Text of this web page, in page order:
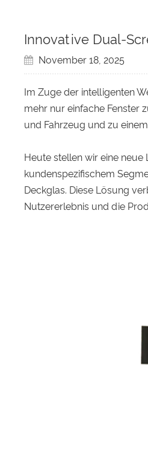
Innovative Dual-
November 18, 2025
Im Zuge der intelligenten
mehr nur einfache Fenster
und Fahrzeug und zu
Heute stellen wir eine
kundenspezifischem
Deckglas. Diese Lösung
Nutzererlebnis und die